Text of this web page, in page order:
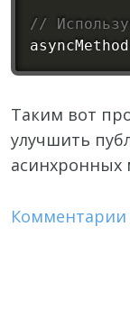
//
asyncMethod
Таким вот
улучшить
асинхронных
Комментарии